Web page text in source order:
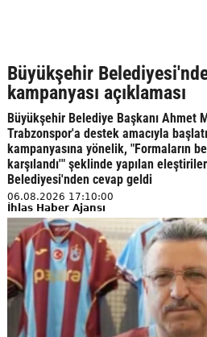
Büyükşehir
kampanyası açıklaması
Büyükşehir Belediye Başkanı Ahmet
Trabzonspor'a destek amacıyla
kampanyasına yönelik, "Formaların
karşılandı'" şeklinde yapılan
Belediyesi'nden cevap geldi
06.08.2026 17:10:00
İhlas Haber Ajansı